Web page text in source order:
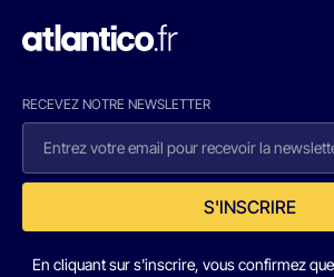
RECEVEZ NOTRE NEWSLETTER
S'INSCRIRE
En cliquant sur s'inscrire, vous confirmez